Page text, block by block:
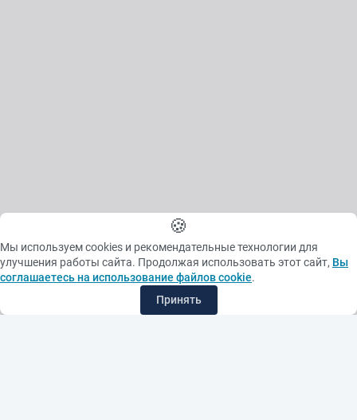
🍪
Мы используем cookies и рекомендательные технологии для
улучшения работы сайта. Продолжая использовать этот сайт, Вы
соглашаетесь на использование файлов cookie.
Принять